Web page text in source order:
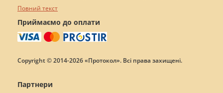
Повний текст
Приймаємо до оплати
Copyright © 2014-2026 «Протокол». Всі права захищені.
Партнери